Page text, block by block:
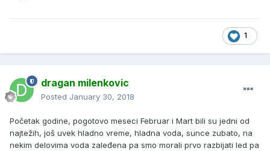
1
dragan milenkovic
Posted January 30, 2018
Početak godine, pogotovo meseci Februar i Mart bili su jedni od
najtežih, još uvek hladno vreme, hladna voda, sunce zubato, na
nekim delovima voda zaleđena pa smo morali prvo razbijati led pa